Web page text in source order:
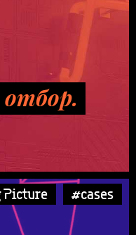
Picture #cases